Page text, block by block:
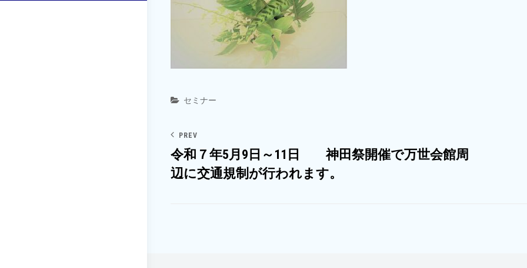
Categories
セミナー
PREV
令和７年5月9日～11日 神田祭開催で万世会館周
辺に交通規制が行われます。